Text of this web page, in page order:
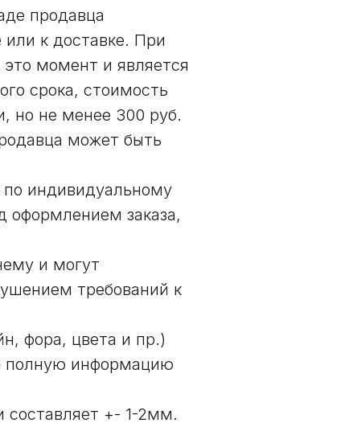
продавца
к доставке. При
момент и является
срока, стоимость
но не менее 300 руб.
может быть
по индивидуальному
заказа,
и могут
требований к
фора, цвета и пр.)
полную информацию
составляет +- 1-2мм.